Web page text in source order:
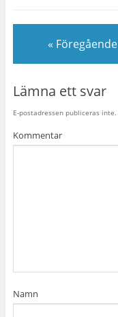
« Föregående
Lämna ett svar
E-postadressen publiceras inte.
Kommentar
Namn